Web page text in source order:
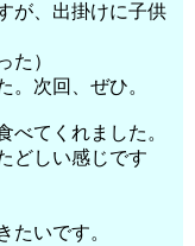
が、出掛けに子供
た）
。次回、ぜひ。
べてくれました。
どしい感じです
たいです。